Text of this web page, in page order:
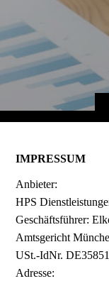
IMPRESSUM
Anbieter:
HPS
Geschäftsführer:
Amtsgericht
USt.-IdNr.
Adresse: